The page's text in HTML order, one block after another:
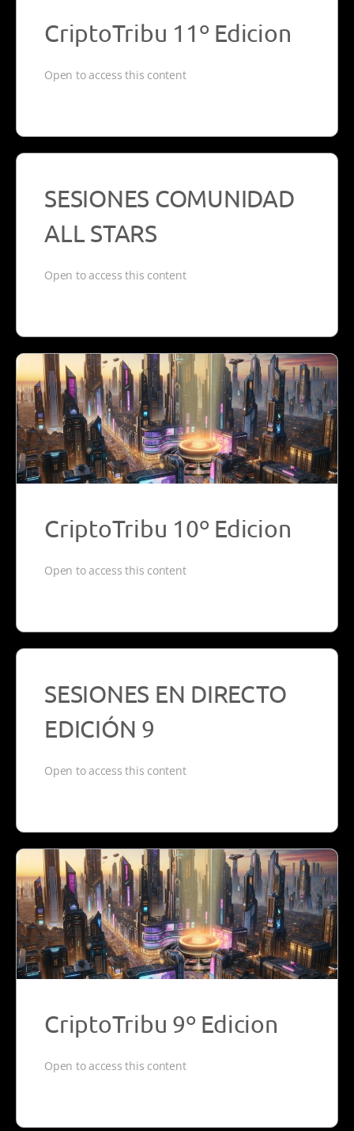
CriptoTribu 11º Edicion
Open to access this content
SESIONES COMUNIDAD
ALL STARS
Open to access this content
CriptoTribu 10º Edicion
Open to access this content
SESIONES EN DIRECTO
EDICIÓN 9
Open to access this content
CriptoTribu 9º Edicion
Open to access this content